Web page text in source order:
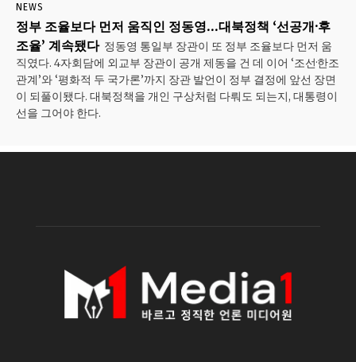
NEWS
정부 조율보다 먼저 움직인 정동영…대북정책 ‘선공개·후
조율’ 계속됐다 정동영 통일부 장관이 또 정부 조율보다 먼저 움
직였다. 4자회담에 외교부 장관이 공개 제동을 건 데 이어 ‘조선·한조
관계’와 ‘평화적 두 국가론’까지 장관 발언이 정부 결정에 앞선 장면
이 되풀이됐다. 대북정책을 개인 구상처럼 다뤄도 되는지, 대통령이
선을 그어야 한다.